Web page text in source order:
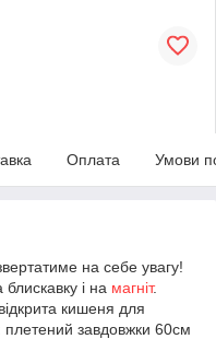
Оплата Умови
на себе увагу!
і на магніт.
кишеня для
завдовжки 60см